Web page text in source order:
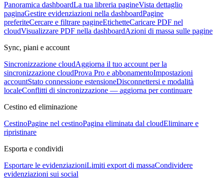
Panoramica dashboardLa tua libreria pagineVista dettaglio
paginaGestire evidenziazioni nella dashboardPagine
preferiteCercare e filtrare pagineEtichetteCaricare PDF nel
cloudVisualizzare PDF nella dashboardAzioni di massa sulle pagine
Sync, piani e account
Sincronizzazione cloudAggiorna il tuo account per la
sincronizzazione cloudProva Pro e abbonamentoImpostazioni
accountStato connessione estensioneDisconnettersi e modalità
localeConflitti di sincronizzazione — aggiorna per continuare
Cestino ed eliminazione
CestinoPagine nel cestinoPagina eliminata dal cloudEliminare e
ripristinare
Esporta e condividi
Esportare le evidenziazioniLimiti export di massaCondividere
evidenziazioni sui social